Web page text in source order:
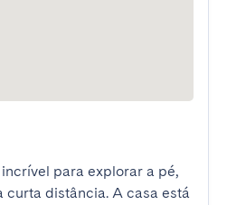
para explorar a pé,
curta distância. A casa está